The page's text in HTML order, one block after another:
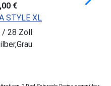
€
STYLE XL
/ 28 Zoll